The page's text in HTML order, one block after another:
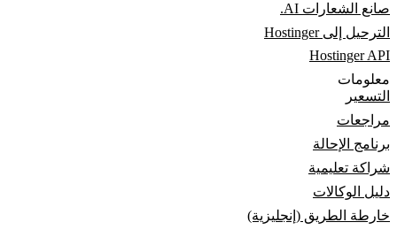
صانع الشعارات AI.
الترحيل إلى Hostinger
Hostinger API
معلومات
التسعير
مراجعات
برنامج الإحالة
شراكة تعليمية
دليل الوكالات
خارطة الطريق (إنجليزية)